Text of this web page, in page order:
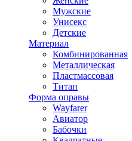
Мужские
Унисекс
Детские
Материал
Комбинированная
Металлическая
Пластмассовая
Титан
Форма оправы
Wayfarer
Авиатор
Бабочки